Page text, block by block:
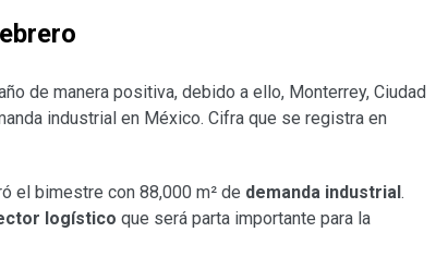
de manera positiva, debido a ello, Monterrey, Ciudad
industrial en México. Cifra que se registra en
el bimestre con 88,000 m² de demanda industrial .
logístico que será parta importante para la